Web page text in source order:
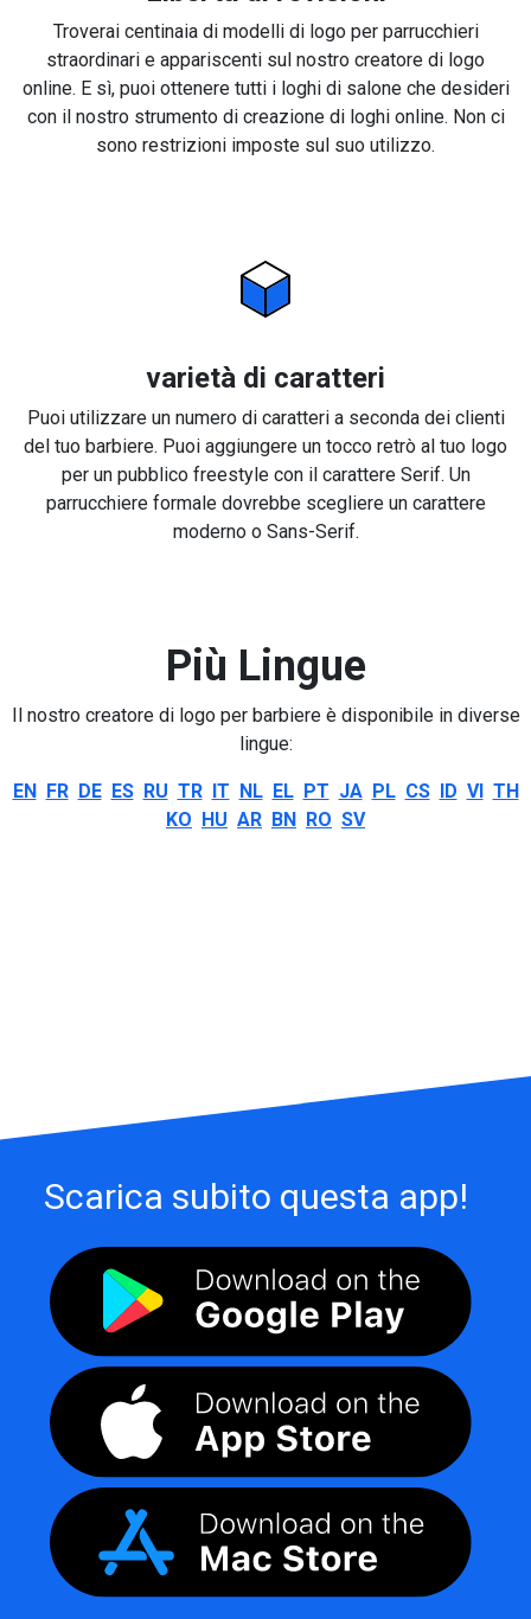
Troverai centinaia di modelli di logo per parrucchieri
straordinari e appariscenti sul nostro creatore di logo
online. E sì, puoi ottenere tutti i loghi di salone che desideri
con il nostro strumento di creazione di loghi online. Non ci
sono restrizioni imposte sul suo utilizzo.
varietà di caratteri
Puoi utilizzare un numero di caratteri a seconda dei clienti
del tuo barbiere. Puoi aggiungere un tocco retrò al tuo logo
per un pubblico freestyle con il carattere Serif. Un
parrucchiere formale dovrebbe scegliere un carattere
moderno o Sans-Serif.
Più Lingue
Il nostro creatore di logo per barbiere è disponibile in diverse
lingue:
EN FR DE ES RU TR IT NL EL PT JA PL CS ID VI TH
KO HU AR BN RO SV
Scarica subito questa app!